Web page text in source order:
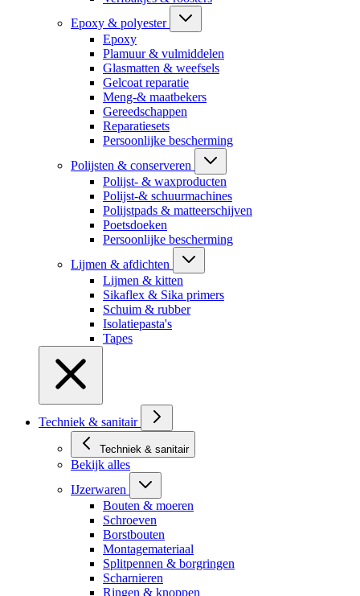
Epoxy & polyester
Epoxy
Plamuur & vulmiddelen
Glasmatten & weefsels
Gelcoat reparatie
Meng-& maatbekers
Gereedschappen
Reparatiesets
Persoonlijke bescherming
Polijsten & conserveren
Polijst- & waxproducten
Polijst-& schuurmachines
Polijstpads & matteerschijven
Poetsdoeken
Persoonlijke bescherming
Lijmen & afdichten
Lijmen & kitten
Sikaflex & Sika primers
Schuim & rubber
Isolatiepasta's
Tapes
Techniek & sanitair
Techniek & sanitair
Bekijk alles
IJzerwaren
Bouten & moeren
Schroeven
Borstbouten
Montagemateriaal
Splitpennen & borgringen
Scharnieren
Ringen & knoppen